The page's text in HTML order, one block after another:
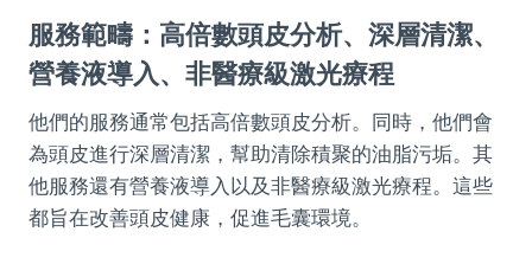
服務範疇：高倍數頭皮分析、深層清潔、
營養液導入、非醫療級激光療程
他們的服務通常包括高倍數頭皮分析。同時，他們會
為頭皮進行深層清潔，幫助清除積聚的油脂污垢。其
他服務還有營養液導入以及非醫療級激光療程。這些
都旨在改善頭皮健康，促進毛囊環境。